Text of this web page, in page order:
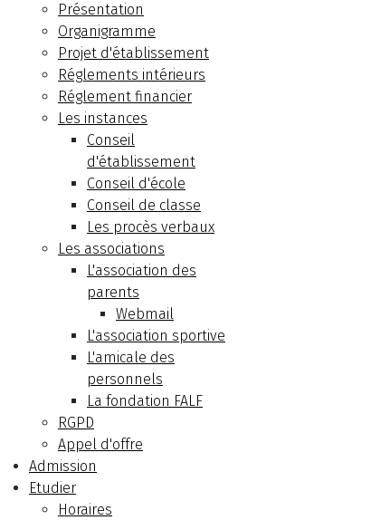
Présentation
Organigramme
Projet d'établissement
Réglements intérieurs
Réglement financier
Les instances
Conseil
d'établissement
Conseil d'école
Conseil de classe
Les procès verbaux
Les associations
L'association des
parents
Webmail
L'association sportive
L'amicale des
personnels
La fondation FALF
RGPD
Appel d'offre
Admission
Etudier
Horaires